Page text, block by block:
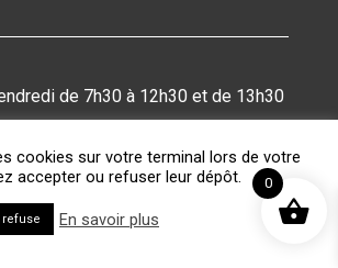
de 7h30 à 12h30 et de 13h30
à 16h30.
les week-ends et jours fériés.
cookies sur votre terminal lors de votre
accepter ou refuser leur dépôt.
refuse En savoir plus
0